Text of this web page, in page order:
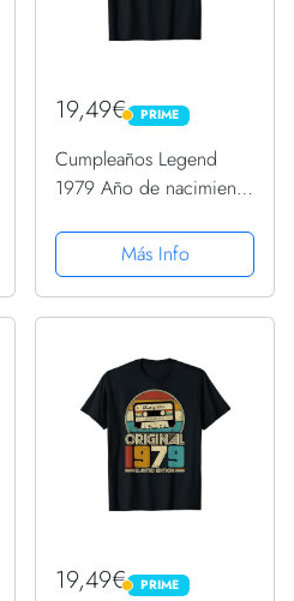
19,49€ PRIME
PRIME
Cumpleaños Legend
1979 Año de nacimiento
CamisetaMás Info
19,49€ PRIME
PRIME